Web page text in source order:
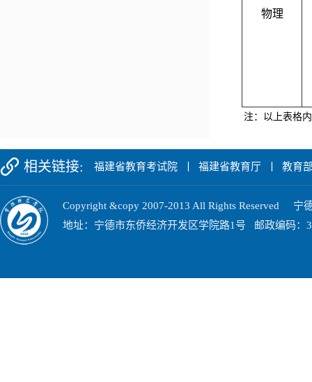
物理
注：以上表格
相关链接: 福建省教育考试院 福建省教育厅 教育
Copyright &copy 2007-2013 All Rights Reserved 宁
地址：宁德市东侨经济开发区学院路1号 邮政编码